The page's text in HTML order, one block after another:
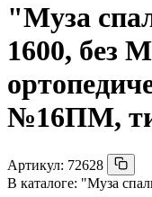
"Муза
1600, без
№16ПМ,
Артикул: 72628
В каталоге: "Муза